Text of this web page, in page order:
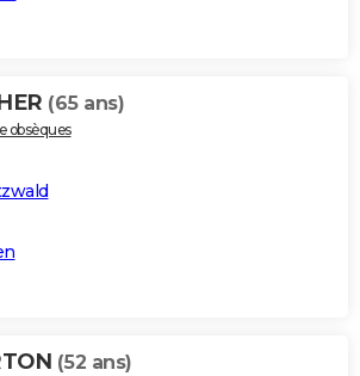
(65 ans)
obsèques
(52 ans)